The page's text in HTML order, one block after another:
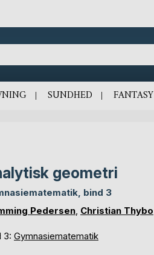
SUNDHED FANTASY
geometri
bind 3
Pedersen, Christian Thybo
3: Gymnasiematematik